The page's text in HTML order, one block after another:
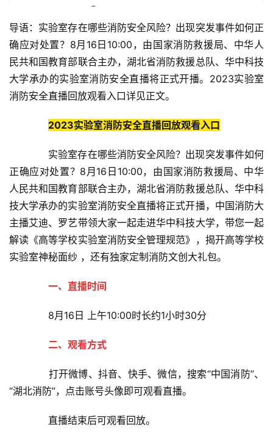
导语：实验室存在哪些消防安全风险？出现突发事件如何正
确应对处置？8月16日10:00，由国家消防救援局、中华人
民共和国教育部联合主办，湖北省消防救援总队、华中科技
大学承办的实验室消防安全直播将正式开播。2023实验室
消防安全直播回放观看入口详见正文。
2023实验室消防安全直播回放观看入口
实验室存在哪些消防安全风险？出现突发事件如何
正确应对处置？8月16日10:00，由国家消防救援局、中华
人民共和国教育部联合主办，湖北省消防救援总队、华中科
技大学承办的实验室消防安全直播将正式开播，中国消防大
主播艾迪、罗艺带领大家一起走进华中科技大学，带您一起
解读《高等学校实验室消防安全管理规范》，揭开高等学校
实验室神秘面纱 ，还有独家定制消防文创大礼包。
一、直播时间
8月16日 上午10:00时长约1小时30分
二、观看方式
打开微博、抖音、快手、微信，搜索“中国消防”、
“湖北消防”，点击账号头像即可观看直播。
直播结束后可观看回放。